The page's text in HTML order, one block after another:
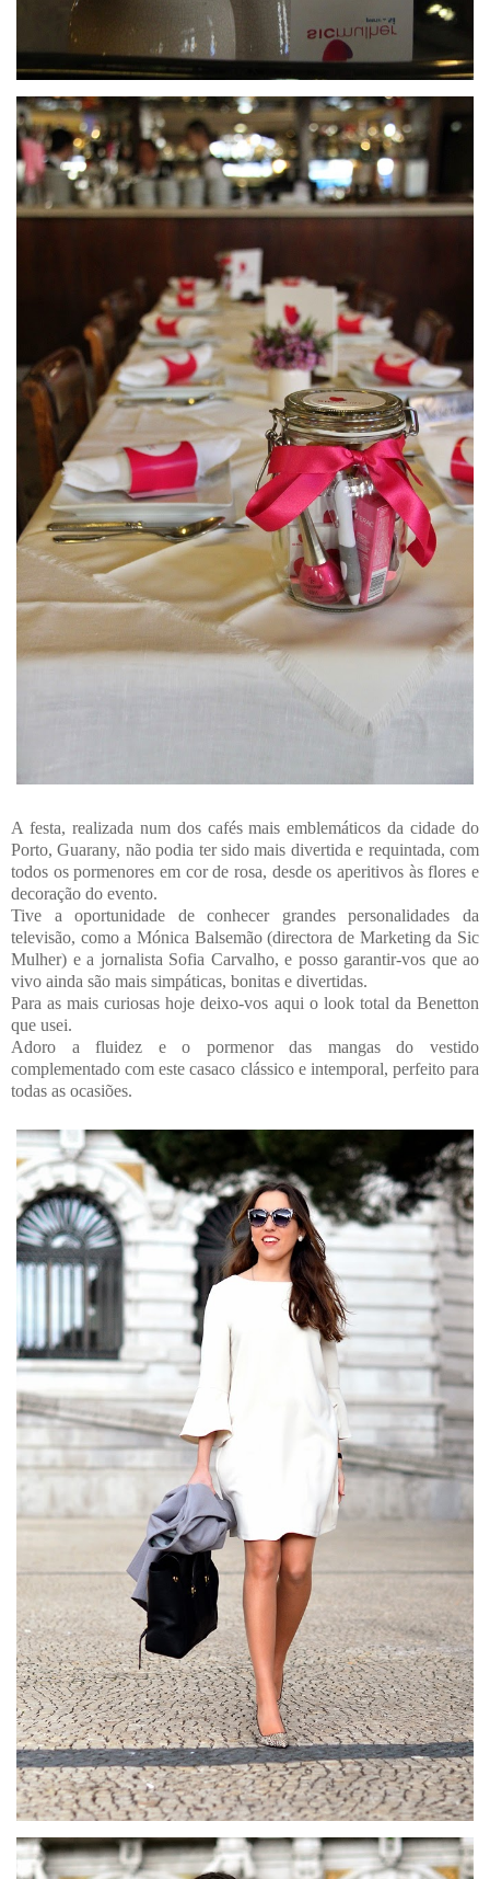
A festa, realizada num dos cafés mais emblemáticos da cidade do
Porto, Guarany, não podia ter sido mais divertida e requintada, com
todos os pormenores em cor de rosa, desde os aperitivos às flores e
decoração do evento.
Tive a oportunidade de conhecer grandes personalidades da
televisão, como a Mónica Balsemão (directora de Marketing da Sic
Mulher) e a jornalista Sofia Carvalho, e posso garantir-vos que ao
vivo ainda são mais simpáticas, bonitas e divertidas.
Para as mais curiosas hoje deixo-vos aqui o look total da Benetton
que usei.
Adoro a fluidez e o pormenor das mangas do vestido
complementado com este casaco clássico e intemporal, perfeito para
todas as ocasiões.